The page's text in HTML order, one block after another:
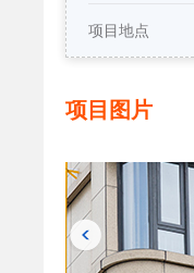
项目地点
项目图片